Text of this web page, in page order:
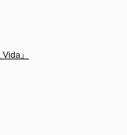
』